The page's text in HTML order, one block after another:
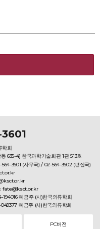
학회
635-4) 한국과학기술회관 1관 513호
564-3601 (사무국) / 02-564-3602 (편집국)
fate@ksct.or.kr
예금주 (사)한국의류학회
예금주 (사)한국의류학회
PC버전